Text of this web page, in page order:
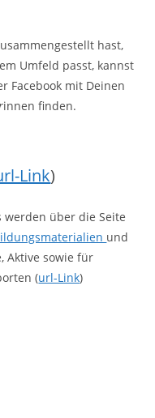
hast,
Umfeld passt, kannst
Facebook mit Deinen
innen finden.
Link)
über die Seite
und
Aktive sowie für
(url-Link)